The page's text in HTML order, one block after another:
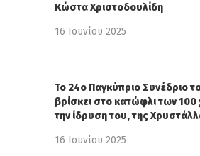
Κώστα Χριστοδουλίδη
16 Ιουνίου 2025
Το 24ο Παγκύπριο Συνέδριο
βρίσκει στο κατώφλι των
την ίδρυση του, της
16 Ιουνίου 2025